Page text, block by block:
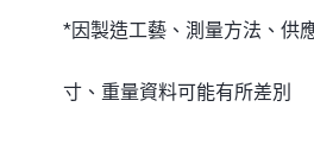
*因製造工藝、測量方法、供
寸、重量資料可能有所差別